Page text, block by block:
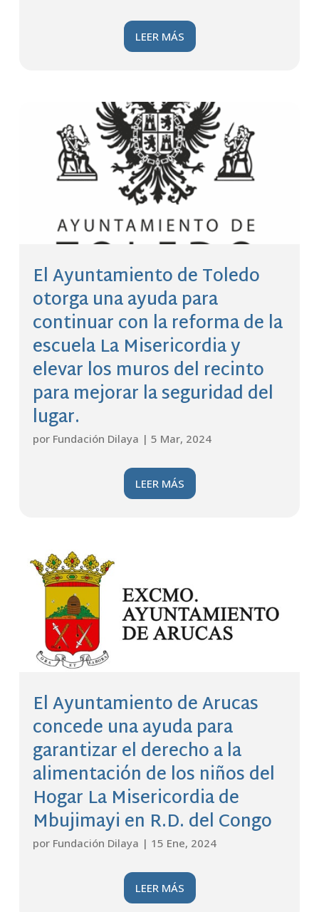
LEER MÁS
El Ayuntamiento de Toledo
otorga una ayuda para
continuar con la reforma de la
escuela La Misericordia y
elevar los muros del recinto
para mejorar la seguridad del
lugar.
por Fundación Dilaya | 5 Mar, 2024
LEER MÁS
El Ayuntamiento de Arucas
concede una ayuda para
garantizar el derecho a la
alimentación de los niños del
Hogar La Misericordia de
Mbujimayi en R.D. del Congo
por Fundación Dilaya | 15 Ene, 2024
LEER MÁS